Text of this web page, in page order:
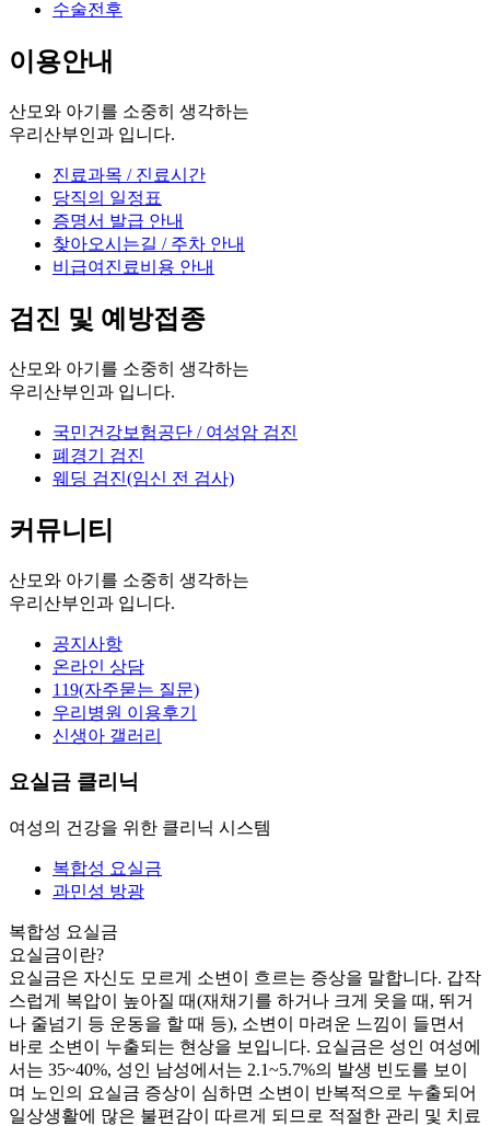
수술전후
이용안내
산모와 아기를 소중히 생각하는
우리산부인과 입니다.
진료과목 / 진료시간
당직의 일정표
증명서 발급 안내
찾아오시는길 / 주차 안내
비급여진료비용 안내
검진 및 예방접종
산모와 아기를 소중히 생각하는
우리산부인과 입니다.
국민건강보험공단 / 여성암 검진
폐경기 검진
웨딩 검진(임신 전 검사)
커뮤니티
산모와 아기를 소중히 생각하는
우리산부인과 입니다.
공지사항
온라인 상담
119(자주묻는 질문)
우리병원 이용후기
신생아 갤러리
요실금 클리닉
여성의 건강을 위한 클리닉 시스템
복합성 요실금
과민성 방광
복합성 요실금
요실금이란?
요실금은 자신도 모르게 소변이 흐르는 증상을 말합니다. 갑작
스럽게 복압이 높아질 때(재채기를 하거나 크게 웃을 때, 뛰거
나 줄넘기 등 운동을 할 때 등), 소변이 마려운 느낌이 들면서
바로 소변이 누출되는 현상을 보입니다. 요실금은 성인 여성에
서는 35~40%, 성인 남성에서는 2.1~5.7%의 발생 빈도를 보이
며 노인의 요실금 증상이 심하면 소변이 반복적으로 누출되어
일상생활에 많은 불편감이 따르게 되므로 적절한 관리 및 치료